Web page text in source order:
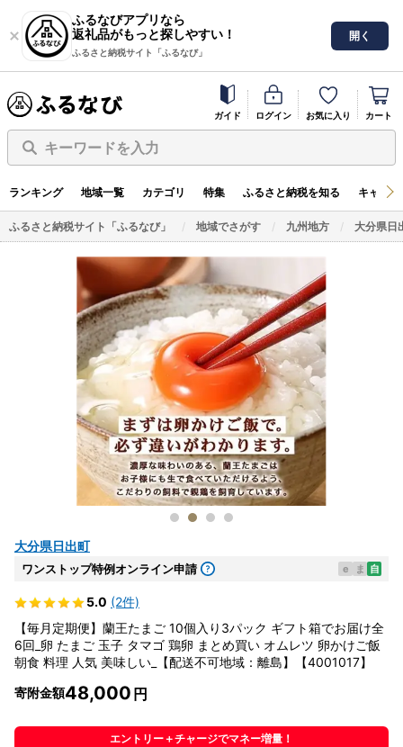
ふるなびアプリなら
返礼品がもっと探しやすい！
ふるさと納税サイト「ふるなび」
開く
ガイド ログイン お気に入り カート
キーワードを入力
ランキング 地域一覧 カテゴリ 特集 ふるさと納税を知る キャン
ふるさと納税サイト「ふるなび」 地域でさがす 九州地方 大分県日
大分県日出町
ワンストップ特例オンライン申請 e ま 自
5.0 (2件)
【毎月定期便】蘭王たまご 10個入り3パック ギフト箱でお届け全
6回_卵 たまご 玉子 タマゴ 鶏卵 まとめ買い オムレツ 卵かけご飯
朝食 料理 人気 美味しい_【配送不可地域：離島】【4001017】
寄附金額48,000
エントリー＋チャージでマネー増量！